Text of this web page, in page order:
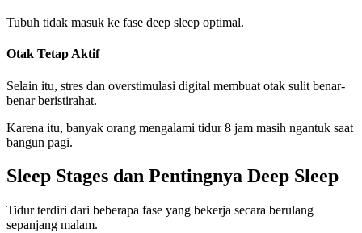
Tubuh tidak masuk ke fase deep sleep optimal.
Otak Tetap Aktif
Selain itu, stres dan overstimulasi digital membuat otak sulit benar-
benar beristirahat.
Karena itu, banyak orang mengalami tidur 8 jam masih ngantuk saat
bangun pagi.
Sleep Stages dan Pentingnya Deep Sleep
Tidur terdiri dari beberapa fase yang bekerja secara berulang
sepanjang malam.